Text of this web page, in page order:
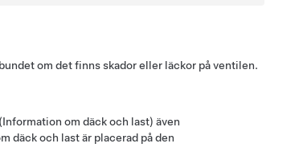
om det finns skador eller läckor på ventilen.
om däck och last) även
däck och last är placerad på den